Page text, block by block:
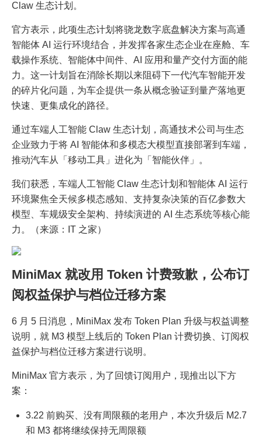
Claw 生态计划。
官方表示，此项生态计划将骁龙数字底盘解决方案与高通
智能体 AI 运行环境结合，并发挥各家生态企业在座舱、车
载操作系统、智能体中间件、AI 应用和量产交付方面的能
力。这一计划旨在消除长期以来阻碍下一代汽车智能开发
的碎片化问题，为车企提供一条从概念验证到量产落地更
快速、更集成化的路径。
通过车端人工智能 Claw 生态计划，高通技术公司与生态
企业致力于将 AI 智能体和多模态大模型直接部署到车端，
推动汽车从「移动工具」进化为「智能伙伴」。
我们获悉，车端人工智能 Claw 生态计划和智能体 AI 运行
环境聚焦全天候多模态感知、支持复杂决策的百亿参数大
模型、车规级安全架构、持续演进的 AI 生态系统等核心能
力。（来源：IT 之家）
MiniMax 就改用 Token 计费致歉，公布订
阅权益保护与档位迁移方案
6 月 5 日消息，MiniMax 发布 Token Plan 升级与权益调整
说明，就 M3 模型上线后的 Token Plan 计费切换、订阅权
益保护与档位迁移方案进行说明。
MiniMax 官方表示，为了回馈订阅用户，现推出以下方
案：
3.22 前购买、没有周限额的老用户，本次升级后 M2.7
和 M3 都将继续保持无周限额